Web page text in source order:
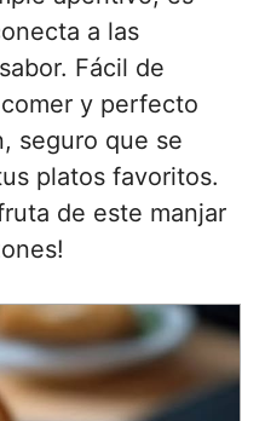
a las
Fácil de
y perfecto
seguro que se
platos favoritos.
de este manjar